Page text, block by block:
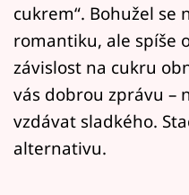
Přihlášení
Sledujte nás
cukrem“. Bohužel se
romantiku, ale spíše
závislost na cukru
vás dobrou zprávu –
vzdávat sladkého.
alternativu.